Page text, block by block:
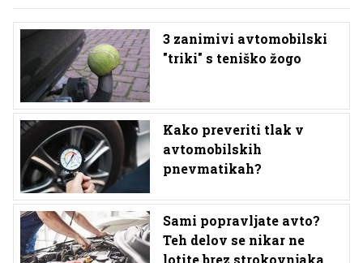
3 zanimivi avtomobilski
"triki" s teniško žogo
Kako preveriti tlak v
avtomobilskih
pnevmatikah?
Sami popravljate avto?
Teh delov se nikar ne
lotite brez strokovnjaka